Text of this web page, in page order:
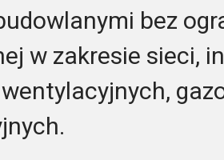
bez
w zakresie sieci,